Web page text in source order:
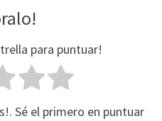
para puntuar!
Sé el primero en puntuar